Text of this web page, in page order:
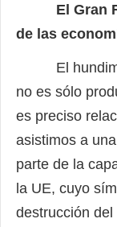
El Gran
de las
El
no es sólo
es preciso
asistimos a
parte de la
la UE, cuyo
destrucción